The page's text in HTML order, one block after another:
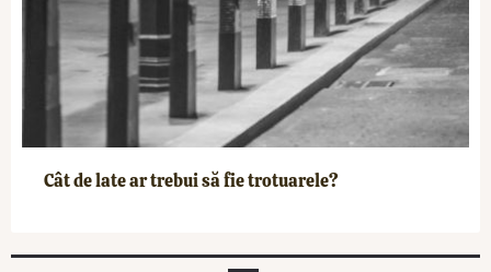
Cât de late ar trebui să fie trotuarele?